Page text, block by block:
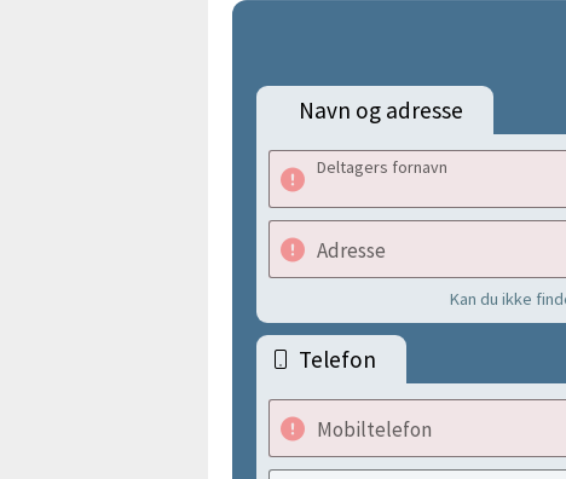
Navn og adresse
Deltagers fornavn
Adresse
Kan du ikke
Telefon
Mobiltelefon